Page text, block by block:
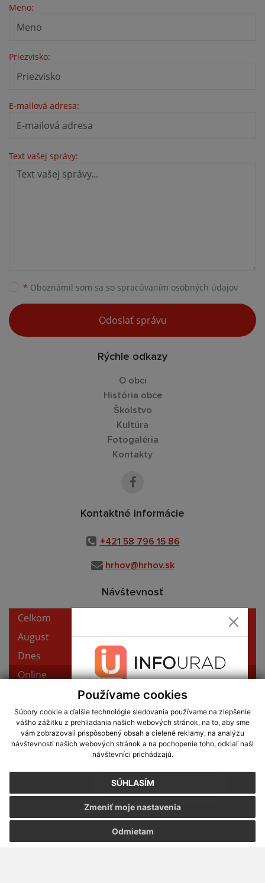
Používame cookies
Súbory cookie a ďalšie technológie sledovania používame na zlepšenie
vášho zážitku z prehliadania našich webových stránok, na to, aby sme
vám zobrazovali prispôsobený obsah a cielené reklamy, na analýzu
návštevnosti našich webových stránok a na pochopenie toho, odkiaľ naši
návštevníci prichádzajú.
SÚHLASÍM
Odmietam
Zmeniť moje nastavenia
Meno:
Priezvisko:
E-mailová adresa:
Text vašej správy:
* Oboznámil som sa so spracúvaním osobných údajov
Odoslať správu
Rýchle odkazy
O obci
História obce
Školstvo
Kultúra
Fotogaléria
Kontakty
Kontaktné informácie
+421 58 796 15 86
hrhov@hrhov.sk
Návštevnosť
využite možnosť získavania aktuálnych informácií s využitím RSS
CMS systém (redakčný) systém ECHELON 2,Mapa stránok,web portál
webex.digital, s.r.o.,domény,registrácia domény
Posledná aktualizácia:06.08.2026
Vytlačiť stránku|Vyhlásenie o prístupnosti